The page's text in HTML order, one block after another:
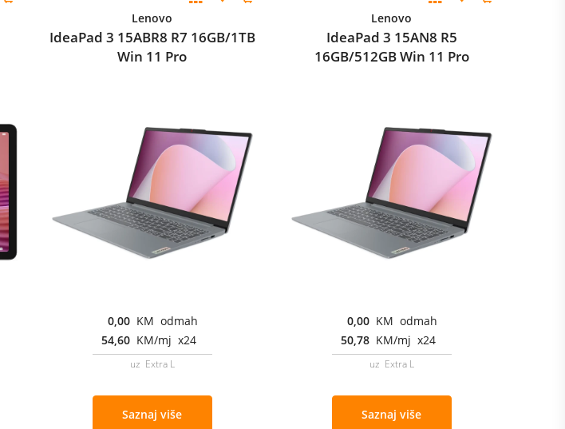
Lenovo
IdeaPad 3 15ABR8 R7 16GB/1TB
Win 11 Pro
0,00 KM odmah
54,60 KM/mj x24
uz Extra L
Saznaj više
Lenovo
IdeaPad 3 15AN8 R5
16GB/512GB Win 11 Pro
0,00 KM odmah
50,78 KM/mj x24
uz Extra L
Saznaj više